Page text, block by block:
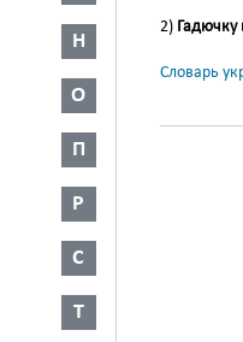
Н
О
П
Р
С
Т
2) Гадючку
Словарь